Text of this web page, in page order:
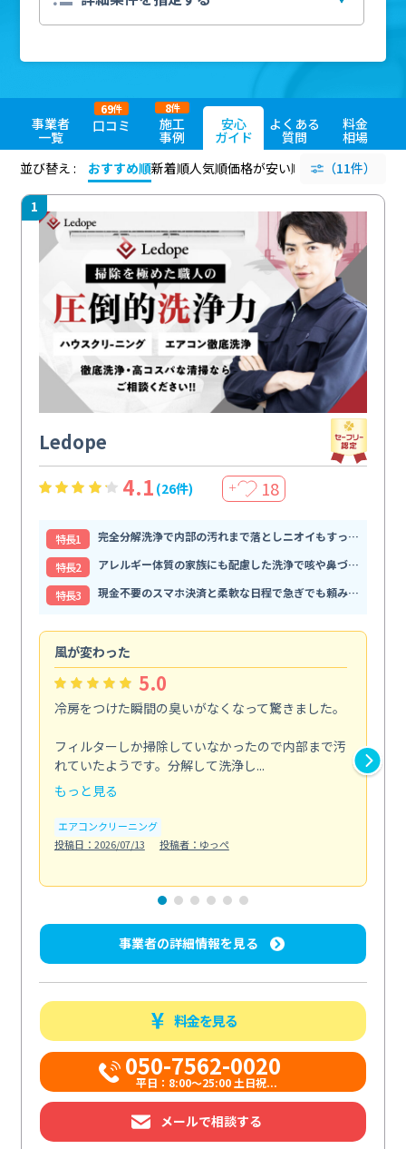
事業者
一覧
口コミ
69件
施工
事例
8件
安心
ガイド
よくある
質問
料金
相場
並び替え :
おすすめ順新着順人気順価格が安い順 評価が高い順
（11件）
1
Ledope
4.1 (26件) ＋ 18
特⻑1
完全分解洗浄で内部の汚れまで落としニオイもすっきり解消
特⻑2
アレルギー体質の家族にも配慮した洗浄で咳や鼻づまりが和らぐ
特⻑3
現金不要のスマホ決済と柔軟な日程で急ぎでも頼みやすい
風が変わった
5.0
冷房をつけた瞬間の臭いがなくなって驚きました。
フィルターしか掃除していなかったので内部まで汚
れていたようです。分解して洗浄し...
もっと見る
エアコンクリーニング
投稿日：2026/07/13
投稿者：ゆっぺ
事業者の詳細情報を見る
料金を見る
050-7562-0020
平日：8:00〜25:00 土日祝...
メールで相談する